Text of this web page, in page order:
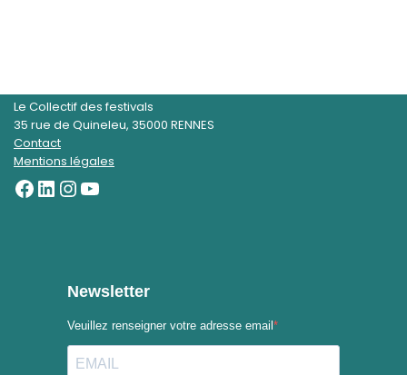
Le Collectif des festivals
35 rue de Quineleu, 35000 RENNES
Contact
Mentions légales